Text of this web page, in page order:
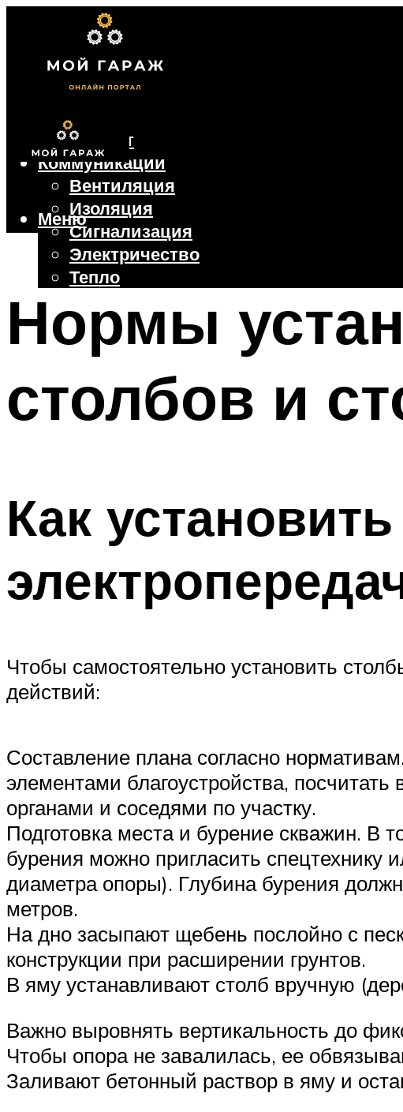
Фундамент
Коммуникации
Вентиляция
Изоляция
Сигнализация
Электричество
Тепло
Крыша
Ворота
Меню
Нормы
столбов и
Как
Чтобы самостоятельно установить
действий:
Составление плана согласно
элементами благоустройства,
органами и соседями по участку.
Подготовка места и бурение скважин. В
бурения можно пригласить спецтехнику
диаметра опоры). Глубина бурения
метров.
На дно засыпают щебень послойно с
конструкции при расширении грунтов.
В яму устанавливают столб вручную
Важно выровнять вертикальность до
Чтобы опора не завалилась, ее
Заливают бетонный раствор в яму и